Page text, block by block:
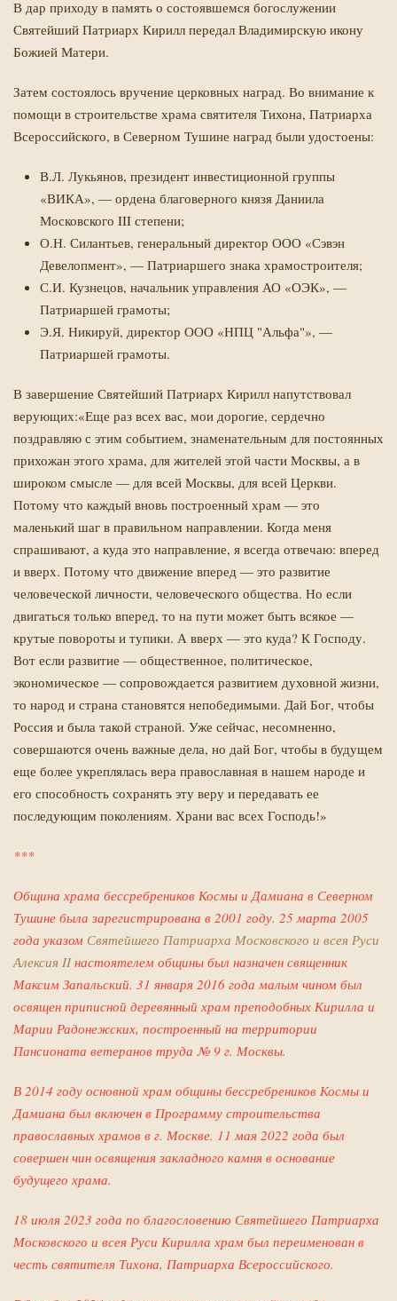
В дар приходу в память о состоявшемся богослужении
Святейший Патриарх Кирилл передал Владимирскую икону
Божией Матери.
Затем состоялось вручение церковных наград. Во внимание к
помощи в строительстве храма святителя Тихона, Патриарха
Всероссийского, в Северном Тушине наград были удостоены:
В.Л. Лукьянов, президент инвестиционной группы
«ВИКА», — ордена благоверного князя Даниила
Московского III степени;
О.Н. Силантьев, генеральный директор ООО «Сэвэн
Девелопмент», — Патриаршего знака храмостроителя;
С.И. Кузнецов, начальник управления АО «ОЭК», —
Патриаршей грамоты;
Э.Я. Никируй, директор ООО «НПЦ "Альфа"», —
Патриаршей грамоты.
В завершение Святейший Патриарх Кирилл напутствовал
верующих:«Еще раз всех вас, мои дорогие, сердечно
поздравляю с этим событием, знаменательным для постоянных
прихожан этого храма, для жителей этой части Москвы, а в
широком смысле — для всей Москвы, для всей Церкви.
Потому что каждый вновь построенный храм — это
маленький шаг в правильном направлении. Когда меня
спрашивают, а куда это направление, я всегда отвечаю: вперед
и вверх. Потому что движение вперед — это развитие
человеческой личности, человеческого общества. Но если
двигаться только вперед, то на пути может быть всякое —
крутые повороты и тупики. А вверх — это куда? К Господу.
Вот если развитие — общественное, политическое,
экономическое — сопровождается развитием духовной жизни,
то народ и страна становятся непобедимыми. Дай Бог, чтобы
Россия и была такой страной. Уже сейчас, несомненно,
совершаются очень важные дела, но дай Бог, чтобы в будущем
еще более укреплялась вера православная в нашем народе и
его способность сохранять эту веру и передавать ее
последующим поколениям. Храни вас всех Господь!»
***
Община храма бессребреников Космы и Дамиана в Северном
Тушине была зарегистрирована в 2001 году. 25 марта 2005
года указом Святейшего Патриарха Московского и всея Руси
Алексия IIнастоятелем общины был назначен священник
Максим Запальский. 31 января 2016 года малым чином был
освящен приписной деревянный храм преподобных Кирилла и
Марии Радонежских, построенный на территории
Пансионата ветеранов труда № 9 г. Москвы.
В 2014 году основной храм общины бессребреников Космы и
Дамиана был включен в Программу строительства
православных храмов в г. Москве. 11 мая 2022 года был
совершен чин освящения закладного камня в основание
будущего храма.
18 июля 2023 года по благословению Святейшего Патриарха
Московского и всея Руси Кирилла храм был переименован в
честь святителя Тихона, Патриарха Всероссийского.